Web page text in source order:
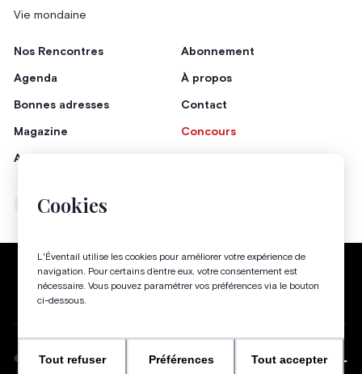
Cookies
L'Éventail utilise les cookies pour améliorer votre expérience de
navigation. Pour certains d’entre eux, votre consentement est
nécessaire. Vous pouvez paramétrer vos préférences via le bouton
ci-dessous.
Tout refuser Préférences Tout accepter
Vie mondaine
Nos Rencontres
Agenda
Bonnes adresses
Magazine
Annonceurs
Abonnement
À propos
Contact
Concours
Instagram
Politique de confidentialité Conditions générales
Gestion des cookies
© 2026-TOUS DROITS RÉSERVÉS WEBSITE BY